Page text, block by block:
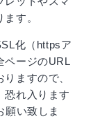
す。
化（httpsア
ページのURL
ますので、
恐れ入ります
願い致しま